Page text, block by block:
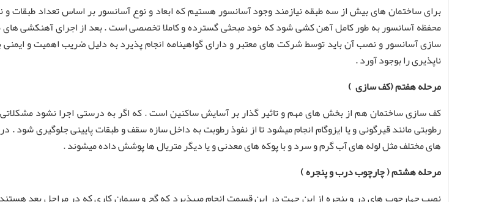
برای ساختمان های بیش از سه طبقه نیازمند وجود آسانسور هستیم که ابعاد و نوع آسانسور بر اساس تعداد طبقات و
محفظه آسانسور به طور کامل آهن کشی شود که خود مبحثی گسترده و کاملا تخصصی است . بعد از اجرای آهنکشی
سازی آسانسور و نصب آن باید توسط شرکت های معتبر و دارای گواهینامه انجام پذیرد به دلیل ضریب اهمیت و
ناپذیری را بوجود آورد .
مرحله هفتم (کف سازی )
کف سازی ساختمان هم از بخش های مهم و تاثیر گذار بر آسایش ساکنین است . که اگر به درستی اجرا نشود
رطوبتی مانند قیرگونی و یا ایزوگام انجام میشود تا از نفوذ رطوبت به داخل سازه سقف و طبقات پایینی جلوگیری
های مختلف مثل لوله های آب گرم و سرد و با پوکه های معدنی و یا دیگر متریال ها پوشش داده میشوند .
مرحله هشتم ( چارچوب درب و پنجره )